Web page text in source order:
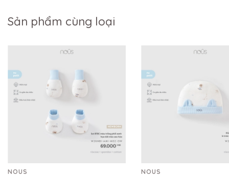
Sản phẩm cùng loại
NOUS NOUS